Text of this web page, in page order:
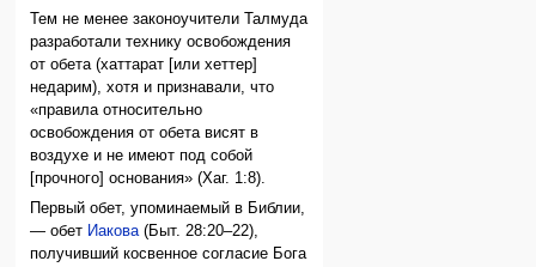
Тем не менее законоучители Талмуда
разработали технику освобождения
от обета (хаттарат [или хеттер]
недарим), хотя и признавали, что
«правила относительно
освобождения от обета висят в
воздухе и не имеют под собой
[прочного] основания» (Хаг. 1:8).
Первый обет, упоминаемый в Библии,
— обет Иакова(Быт. 28:20–22),
получивший косвенное согласие Бога